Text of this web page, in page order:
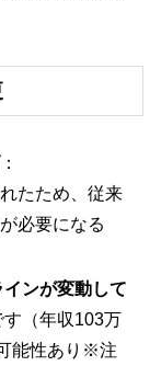
：
たため、従来
必要になる
ンが変動して
す（年収103万
能性あり※注